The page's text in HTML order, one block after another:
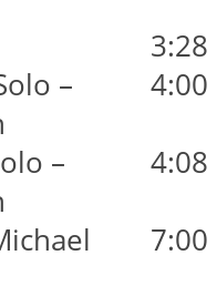
3:28
4:00
–
4:08
–
7:00